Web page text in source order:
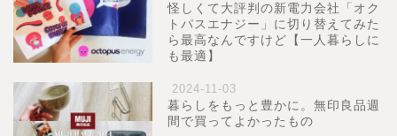
怪しくて大評判の新電力会社「オク
トパスエナジー」に切り替えてみた
ら最高なんですけど【一人暮らしに
も最適】
2024-11-03
暮らしをもっと豊かに。無印良品週
間で買ってよかったもの